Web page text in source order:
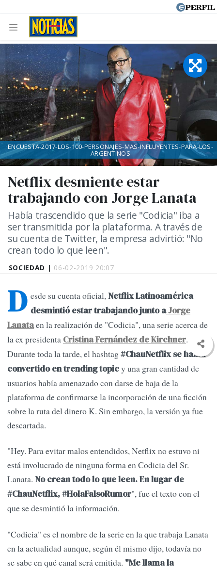
SOCIEDAD | 06-02-2019 20:07
Netflix desmiente estar
trabajando con Jorge Lanata
Había trascendido que la serie "Codicia" iba a
ser transmitida por la plataforma. A través de
su cuenta de Twitter, la empresa advirtió: "No
crean todo lo que leen".
ENCUESTA-2017-LOS-100-PERSONAJES-MAS-INFLUYENTES-PARA-LOS-
ARGENTINOS
D esde su cuenta oficial,Netflix Latinoamérica
desmintió estar trabajando junto aJorge
Lanataen la realización de "Codicia", una serie acerca de
la ex presidenta Cristina Fernández de Kirchner.
Durante toda la tarde, el hashtag#ChauNetflix se había
convertido en trending topicy una gran cantidad de
usuarios había amenazado con darse de baja de la
plataforma de confirmarse la incorporación de una ficción
sobre la ruta del dinero K. Sin embargo, la versión ya fue
descartada.
"Hey. Para evitar malos entendidos, Netflix no estuvo ni
está involucrado de ninguna forma en Codicia del Sr.
Lanata. No crean todo lo que leen. En lugar de
#ChauNetflix, #HolaFalsoRumor", fue el texto con el
que se desmintió la información.
"Codicia" es el nombre de la serie en la que trabaja Lanata
en la actualidad aunque, según él mismo dijo, todavía no
se sabe en qué canal será emitida. "Me llama la